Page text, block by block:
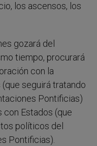
los ascensos, los
gozará del
tiempo, procurará
con la
seguirá tratando
Pontificias)
con Estados (que
políticos del
Pontificias).